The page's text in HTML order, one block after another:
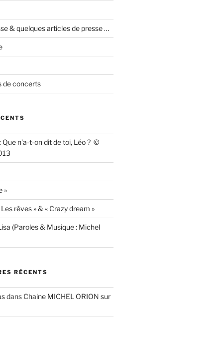
& quelques articles de presse …
de concerts
Que n’a-t-on dit de toi, Léo ? ©
»
rêves » & « Crazy dream »
(Paroles & Musique : Michel
RÉCENTS
dans Chaine MICHEL ORION sur